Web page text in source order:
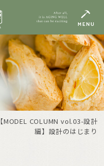
【MODEL COLUMN vol.03-設計
編】設計のはじまり